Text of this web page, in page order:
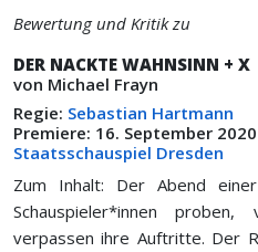
Bewertung und Kritik zu
DER NACKTE WAHNSINN + X
von Michael Frayn
Regie: Sebastian Hartmann
Premiere: 16. September 2020
Staatsschauspiel Dresden
Zum Inhalt: Der Abend
Schauspieler*innen
verpassen ihre Auftritte. Der